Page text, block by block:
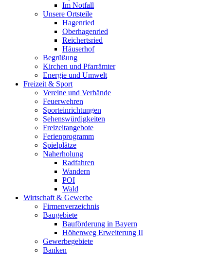
Im Notfall
Unsere Ortsteile
Hagenried
Oberhagenried
Reichertsried
Häuserhof
Begrüßung
Kirchen und Pfarrämter
Energie und Umwelt
Freizeit & Sport
Vereine und Verbände
Feuerwehren
Sporteinrichtungen
Sehenswürdigkeiten
Freizeitangebote
Ferienprogramm
Spielplätze
Naherholung
Radfahren
Wandern
POI
Wald
Wirtschaft & Gewerbe
Firmenverzeichnis
Baugebiete
Bauförderung in Bayern
Höhenweg Erweiterung II
Gewerbegebiete
Banken